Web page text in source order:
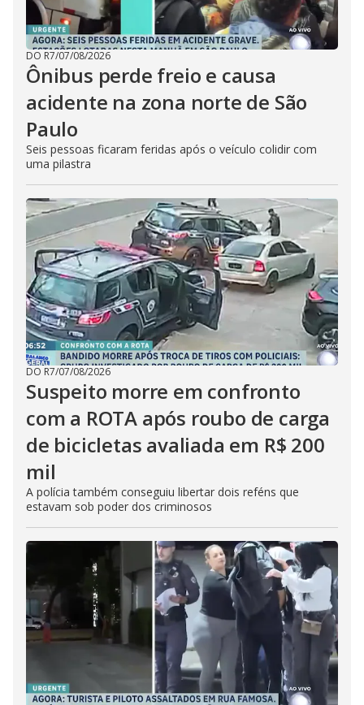
DO R7/07/08/2026
Ônibus perde freio e causa
acidente na zona norte de São
Paulo
Seis pessoas ficaram feridas após o veículo colidir com
uma pilastra
DO R7/07/08/2026
Suspeito morre em confronto
com a ROTA após roubo de carga
de bicicletas avaliada em R$ 200
mil
A polícia também conseguiu libertar dois reféns que
estavam sob poder dos criminosos